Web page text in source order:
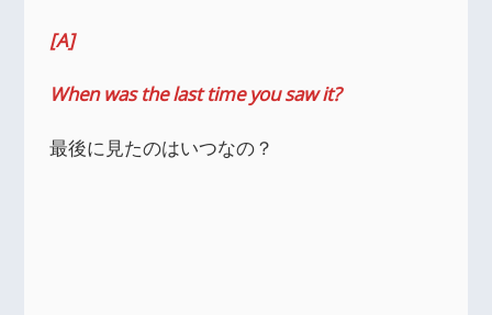
[A]
When was the last time you saw it?
最後に見たのはいつなの？